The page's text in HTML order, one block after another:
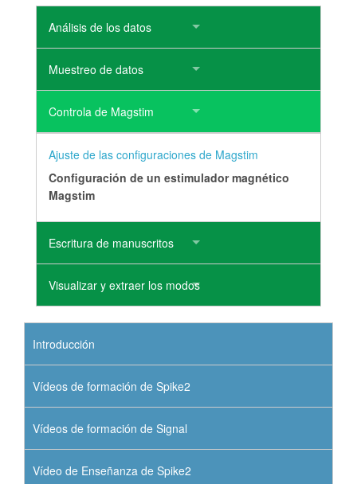
Análisis de los datos
Muestreo de datos
Controla de Magstim
Ajuste de las configuraciones de Magstim
Configuración de un estimulador magnético
Magstim
Escritura de manuscritos
Visualizar y extraer los modos
Introducción
Vídeos de formación de Spike2
Vídeos de formación de Signal
Vídeo de Enseñanza de Spike2